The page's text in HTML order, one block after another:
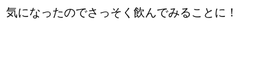
気になったのでさっそく飲んでみることに！